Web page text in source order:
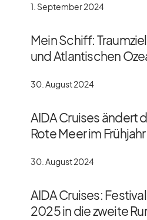
1. September 2024
Mein Schiff:
und Atlantischen
30. August 2024
AIDA Cruises ändert
Rote Meer im
30. August 2024
AIDA Cruises:
2025 in die zweite